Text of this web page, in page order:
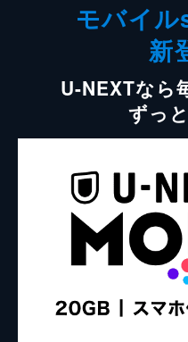
モバイ
新
U-NEXTなら
ずっ